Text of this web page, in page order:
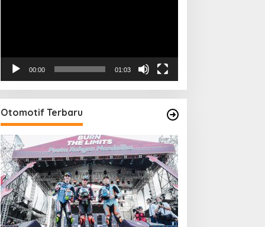
00:00 01:03
Otomotif Terbaru